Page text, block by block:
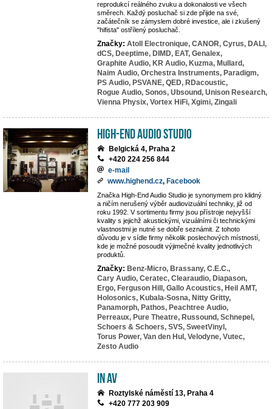
reprodukcí reálného zvuku a dokonalosti ve všech
směrech. Každý posluchač si zde přijde na své,
začátečník se zámyslem dobré investice, ale i zkušený
"hifista" ostřílený posluchač.
Značky: Atoll Electronique, CANOR, Cyrus, DALI,
dCS, Deeptime, DIMD, EAT, Genalex,
Graphite Audio, KR Audio, Kuzma, Mullard,
Naim Audio, Orchestra Instruments, Paradigm,
PS Audio, PSVANE, QED, RDacoustic,
Rogue Audio, Sonos, Ubsound, Unison Research,
Vienna Physix, Vortex HiFi, Xgimi, Zingali
High-End Audio Studio
Belgická 4, Praha 2
+420 224 256 844
e-mail
www.highend.cz, Facebook
Značka High-End Audio Studio je synonymem pro klidný
a ničím nerušený výběr audiovizuální techniky, již od
roku 1992. V sortimentu firmy jsou přístroje nejvyšší
kvality s jejichž akustickými, vizuálními či technickými
vlastnostmi je nutné se dobře seznámit. Z tohoto
důvodu je v sídle firmy několik poslechových místností,
kde je možné posoudit výjimečné kvality jednotlivých
produktů.
Značky: Benz-Micro, Brassany, C.E.C.,
Cary Audio, Ceratec, Clearaudio, Diapason,
Ergo, Ferguson Hill, Gallo Acoustics, Heil AMT,
Holosonics, Kubala-Sosna, Nitty Gritty,
Panamorph, Pathos, Peachtree Audio,
Perreaux, Pure Theatre, Russound, Schnepel,
Schoers & Schoers, SVS, SweetVinyl,
Torus Power, Van den Hul, Velodyne, Vutec,
Zesto Audio
IN AV
Roztylské náměstí 13, Praha 4
+420 777 203 909